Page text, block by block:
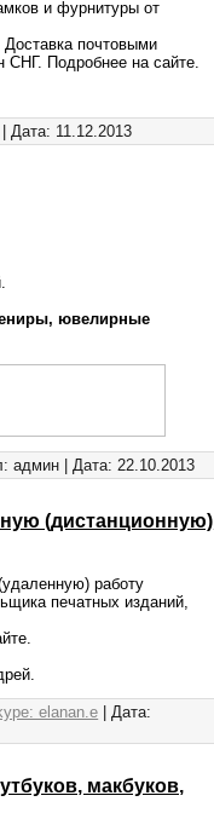
и фурнитуры от
почтовыми
СНГ. Подробнее на сайте.
| Дата: 11.12.2013
ювелирные
админ | Дата: 22.10.2013
(дистанционную)
работу
печатных изданий,
elanan.e | Дата:
макбуков,